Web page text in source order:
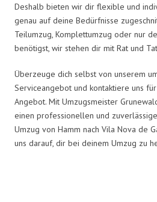
Deshalb bieten wir dir flexible und
genau auf deine Bedürfnisse
Teilumzug, Komplettumzug oder nur
benötigst, wir stehen dir mit Rat und
Überzeuge dich selbst von unserem
Serviceangebot und kontaktiere uns
Angebot. Mit Umzugsmeister
einen professionellen und
Umzug von Hamm nach Vila Nova de
uns darauf, dir bei deinem Umzug zu